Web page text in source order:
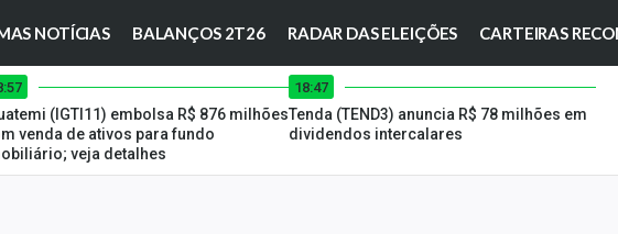
NOTÍCIAS BALANÇOS 2T26 RADAR DAS ELEIÇÕES CARTEIRAS
(IGTI11) embolsa R$ 876 milhões
venda de ativos para fundo
veja detalhes
18:47
Tenda (TEND3) anuncia R$ 78 milhões em
dividendos intercalares